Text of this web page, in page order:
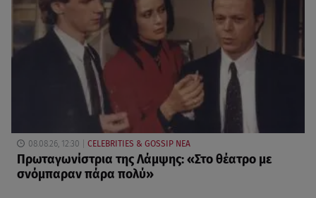
08.08.26, 12:30 CELEBRITIES & GOSSIP ΝΕΑ
Πρωταγωνίστρια της Λάμψης: «Στο θέατρο με
σνόμπαραν πάρα πολύ»